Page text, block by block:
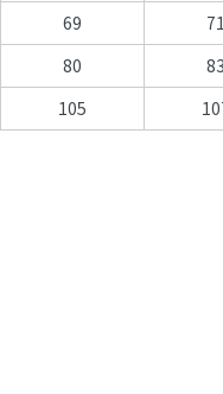
69
80
105